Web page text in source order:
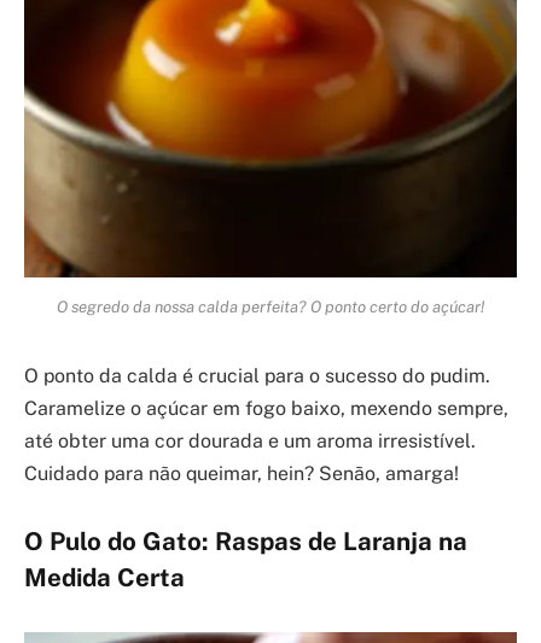
O segredo da nossa calda perfeita? O ponto certo do açúcar!
O ponto da calda é crucial para o sucesso do pudim.
Caramelize o açúcar em fogo baixo, mexendo sempre,
até obter uma cor dourada e um aroma irresistível.
Cuidado para não queimar, hein? Senão, amarga!
O Pulo do Gato: Raspas de Laranja na
Medida Certa